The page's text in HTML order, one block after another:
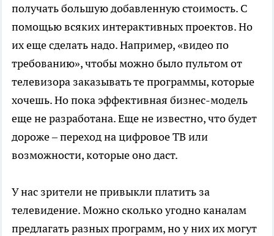
получать большую добавленную стоимость. С
помощью всяких интерактивных проектов. Но
их еще сделать надо. Например, «видео по
требованию», чтобы можно было пультом от
телевизора заказывать те программы, которые
хочешь. Но пока эффективная бизнес-модель
еще не разработана. Еще не известно, что будет
дороже – переход на цифровое ТВ или
возможности, которые оно даст.
У нас зрители не привыкли платить за
телевидение. Можно сколько угодно каналам
предлагать разных программ, но у них их могут